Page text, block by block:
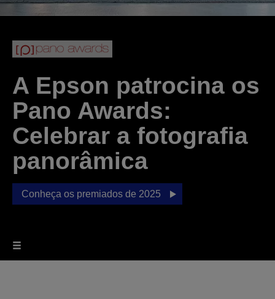
A Epson patrocina os
Pano Awards:
Celebrar a fotografia
panorâmica
Conheça os premiados de 2025